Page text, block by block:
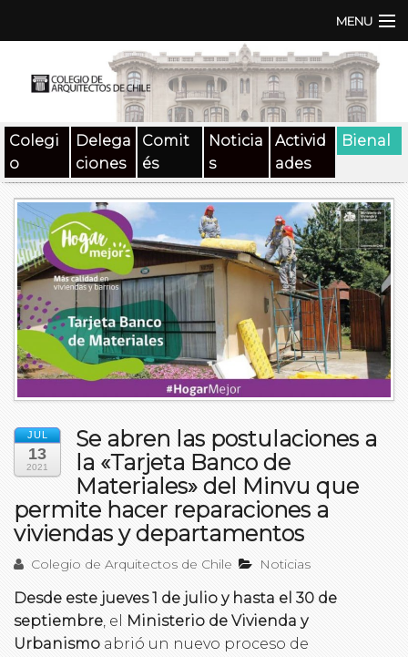
MENU
Documentos
SAT
Beneficios
Medios
Contacto
Buscar:
Colegi
o
Delega
ciones
Comit
és
Noticia
s
Activid
ades
Bienal
JUL
13
2021
Se abren las postulaciones a
la «Tarjeta Banco de
Materiales» del Minvu que
permite hacer reparaciones a
viviendas y departamentos
Colegio de Arquitectos de Chile Noticias
Desde este jueves 1 de julio y hasta el 30 de
septiembre, el
Ministerio de Vivienda y
Urbanismo abrió un nuevo proceso de